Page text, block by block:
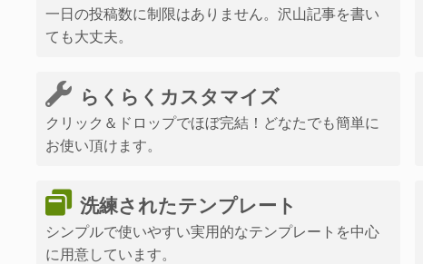
一日の投稿数に制限はありません。沢山記事を書い
ても大丈夫。
らくらくカスタマイズ
クリック＆ドロップでほぼ完結！どなたでも簡単に
お使い頂けます。
洗練されたテンプレート
シンプルで使いやすい実用的なテンプレートを中心
に用意しています。